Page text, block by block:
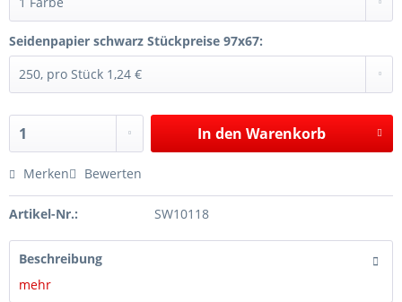
Seidenpapier schwarz Stückpreise 97x67:
In den Warenkorb
Merken Bewerten
Artikel-Nr.: SW10118
Beschreibung
mehr